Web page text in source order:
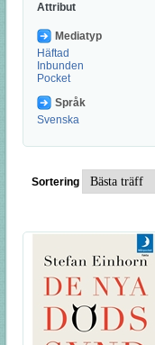
Attribut
Mediatyp
Häftad
Inbunden
Pocket
Språk
Svenska
Sortering